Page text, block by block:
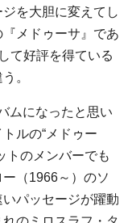
を大胆に変えてし
メドゥーサ』であ
て好評を得ている
。
ムになったと思い
ルの“メドゥー
トのメンバーでも
（1966～）のソ
パッセージが躍動